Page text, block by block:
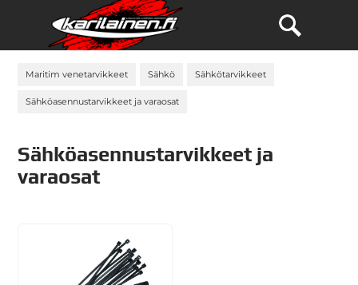
Maritim venetarvikkeet Sähkö Sähkötarvikkeet
Sähköasennustarvikkeet ja varaosat
Sähköasennustarvikkeet ja
varaosat